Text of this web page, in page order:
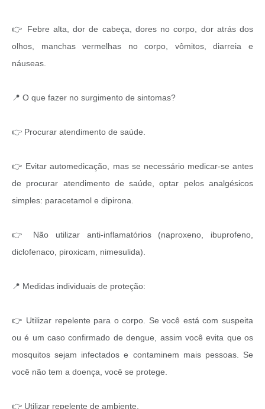
👉 Febre alta, dor de cabeça, dores no corpo, dor atrás dos
olhos, manchas vermelhas no corpo, vômitos, diarreia e
náuseas.
📍 O que fazer no surgimento de sintomas?
👉 Procurar atendimento de saúde.
👉 Evitar automedicação, mas se necessário medicar-se antes
de procurar atendimento de saúde, optar pelos analgésicos
simples: paracetamol e dipirona.
👉 Não utilizar anti-inflamatórios (naproxeno, ibuprofeno,
diclofenaco, piroxicam, nimesulida).
📍 Medidas individuais de proteção:
👉 Utilizar repelente para o corpo. Se você está com suspeita
ou é um caso confirmado de dengue, assim você evita que os
mosquitos sejam infectados e contaminem mais pessoas. Se
você não tem a doença, você se protege.
👉 Utilizar repelente de ambiente.